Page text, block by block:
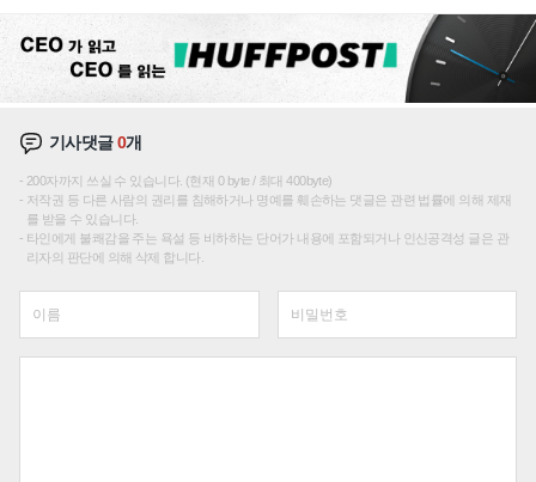
기사댓글0개
200자까지 쓰실 수 있습니다. (현재 0 byte / 최대 400byte)
저작권 등 다른 사람의 권리를 침해하거나 명예를 훼손하는 댓글은 관련 법률에 의해 제재
를 받을 수 있습니다.
타인에게 불쾌감을 주는 욕설 등 비하하는 단어가 내용에 포함되거나 인신공격성 글은 관
리자의 판단에 의해 삭제 합니다.